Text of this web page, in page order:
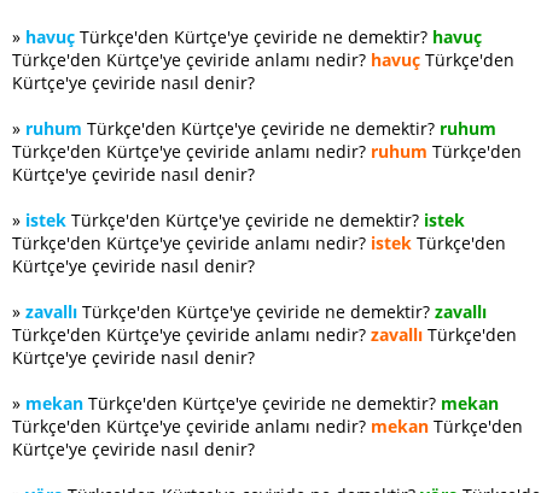
» havuç Türkçe'den Kürtçe'ye çeviride ne demektir? havuç
Türkçe'den Kürtçe'ye çeviride anlamı nedir? havuç Türkçe'den
Kürtçe'ye çeviride nasıl denir?
» ruhum Türkçe'den Kürtçe'ye çeviride ne demektir? ruhum
Türkçe'den Kürtçe'ye çeviride anlamı nedir? ruhum Türkçe'den
Kürtçe'ye çeviride nasıl denir?
» istek Türkçe'den Kürtçe'ye çeviride ne demektir? istek
Türkçe'den Kürtçe'ye çeviride anlamı nedir? istek Türkçe'den
Kürtçe'ye çeviride nasıl denir?
» zavallı Türkçe'den Kürtçe'ye çeviride ne demektir? zavallı
Türkçe'den Kürtçe'ye çeviride anlamı nedir? zavallı Türkçe'den
Kürtçe'ye çeviride nasıl denir?
» mekan Türkçe'den Kürtçe'ye çeviride ne demektir? mekan
Türkçe'den Kürtçe'ye çeviride anlamı nedir? mekan Türkçe'den
Kürtçe'ye çeviride nasıl denir?